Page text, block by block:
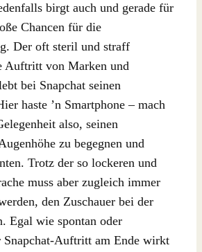
birgt auch und gerade für
Chancen für die
Der oft steril und straff
Auftritt von Marken und
bei Snapchat seinen
haste ’n Smartphone – mach
also, seinen
zu begegnen und
Trotz der so lockeren und
muss aber zugleich immer
den Zuschauer bei der
Egal wie spontan oder
Snapchat-Auftritt am Ende wirkt